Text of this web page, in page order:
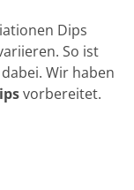
Dips
So ist
Wir haben
vorbereitet.